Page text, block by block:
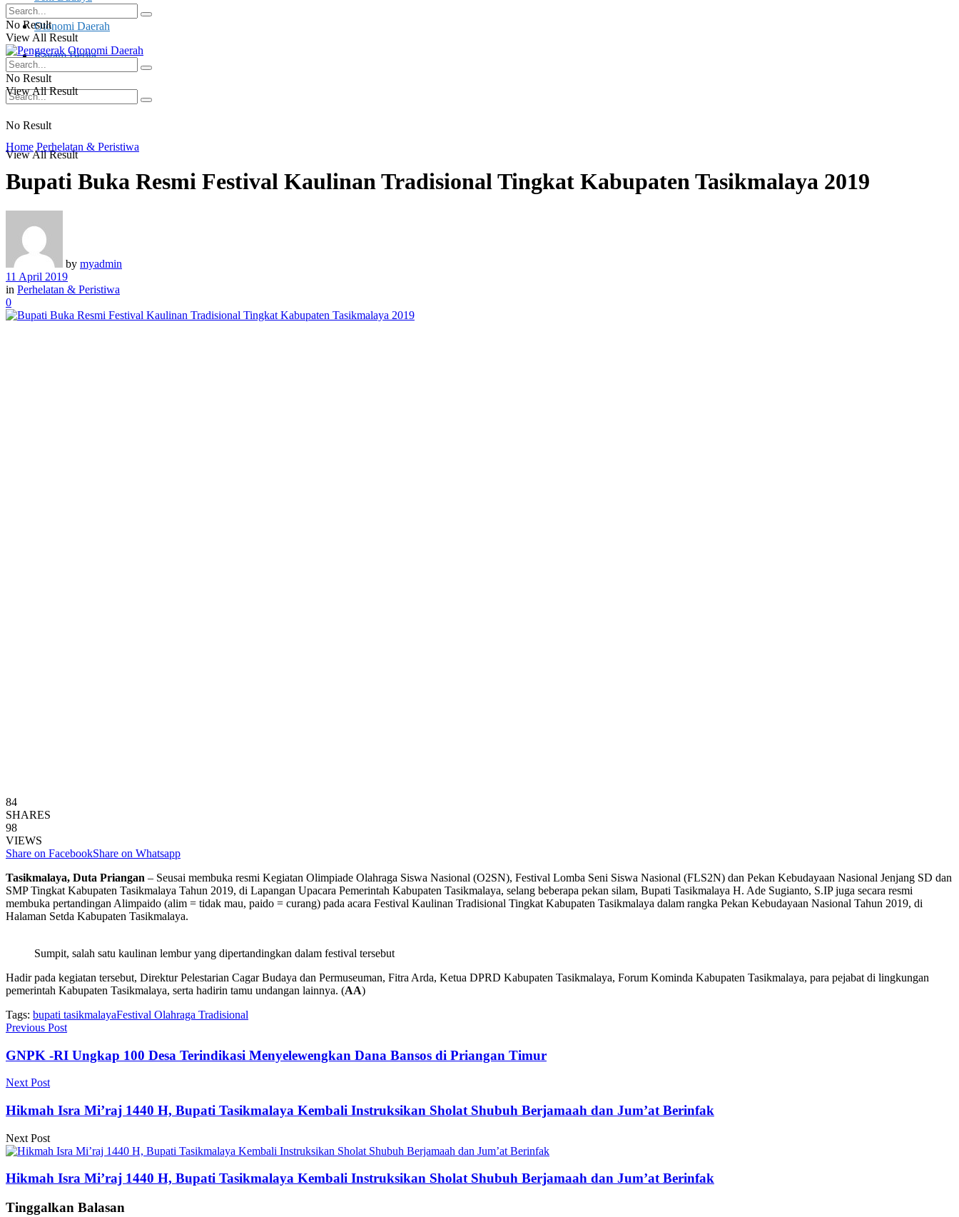
Otonomi Daerah
Ragam Berita
No Result
View All Result
No Result
View All Result
No Result
View All Result
Home Perhelatan & Peristiwa
Bupati Buka Resmi Festival Kaulinan Tradisional Tingkat Kabupaten Tasikmalaya 2019
by myadmin
11 April 2019
in Perhelatan & Peristiwa
0
84
SHARES
98
VIEWS
Share on FacebookShare on Whatsapp
Tasikmalaya, Duta Priangan – Seusai membuka resmi Kegiatan Olimpiade Olahraga Siswa Nasional (O2SN), Festival Lomba Seni Siswa Nasional (FLS2N) dan Pekan Kebudayaan Nasional Jenjang SD dan
SMP Tingkat Kabupaten Tasikmalaya Tahun 2019, di Lapangan Upacara Pemerintah Kabupaten Tasikmalaya, selang beberapa pekan silam, Bupati Tasikmalaya H. Ade Sugianto, S.IP juga secara resmi
membuka pertandingan Alimpaido (alim = tidak mau, paido = curang) pada acara Festival Kaulinan Tradisional Tingkat Kabupaten Tasikmalaya dalam rangka Pekan Kebudayaan Nasional Tahun 2019, di
Halaman Setda Kabupaten Tasikmalaya.
Sumpit, salah satu kaulinan lembur yang dipertandingkan dalam festival tersebut
Hadir pada kegiatan tersebut, Direktur Pelestarian Cagar Budaya dan Permuseuman, Fitra Arda, Ketua DPRD Kabupaten Tasikmalaya, Forum Kominda Kabupaten Tasikmalaya, para pejabat di lingkungan
pemerintah Kabupaten Tasikmalaya, serta hadirin tamu undangan lainnya. (AA)
Tags: bupati tasikmalayaFestival Olahraga Tradisional
Previous Post
GNPK -RI Ungkap 100 Desa Terindikasi Menyelewengkan Dana Bansos di Priangan Timur
Next Post
Hikmah Isra Mi’raj 1440 H, Bupati Tasikmalaya Kembali Instruksikan Sholat Shubuh Berjamaah dan Jum’at Berinfak
Next Post
Hikmah Isra Mi’raj 1440 H, Bupati Tasikmalaya Kembali Instruksikan Sholat Shubuh Berjamaah dan Jum’at Berinfak
Tinggalkan Balasan